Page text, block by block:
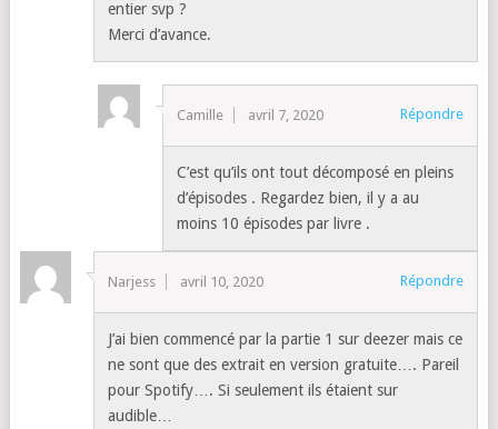
entier svp ?
Merci d’avance.
Camille avril 7, 2020 Répondre
C’est qu’ils ont tout décomposé en pleins
d’épisodes . Regardez bien, il y a au
moins 10 épisodes par livre .
Narjess avril 10, 2020 Répondre
J’ai bien commencé par la partie 1 sur deezer mais ce
ne sont que des extrait en version gratuite…. Pareil
pour Spotify…. Si seulement ils étaient sur
audible…